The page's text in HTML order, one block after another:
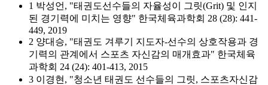
1 박성언, "태권도선수들의 자율성이 그릿(Grit) 및 인지
된 경기력에 미치는 영향" 한국체육과학회 28 (28): 441-
449, 2019
2 양대승, "태권도 겨루기 지도자-선수의 상호작용과 경
기력의 관계에서 스포츠 자신감의 매개효과" 한국체육
과학회 24 (24): 401-413, 2015
3 이경현, "청소년 태권도 선수들의 그릿, 스포츠자신감